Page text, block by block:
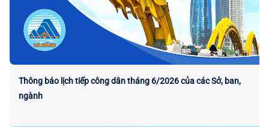
Thông báo lịch tiếp công dân tháng 6/2026 của các Sở, ban,
ngành